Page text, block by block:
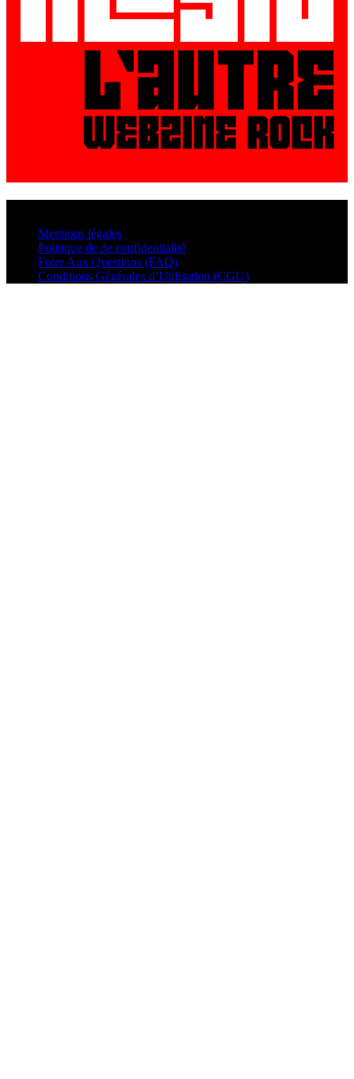
Mentions légales
Politique de de confidentialité
Foire Aux Questions (FAQ)
Conditions Générales d’Utilisation (CGU)